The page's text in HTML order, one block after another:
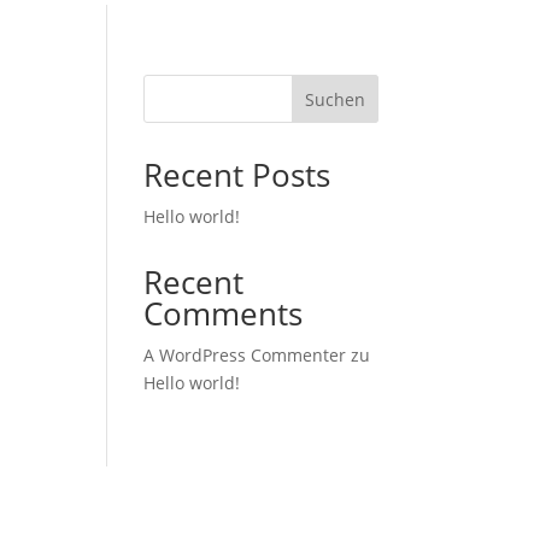
Suchen
Recent Posts
Hello world!
Recent
Comments
A WordPress Commenter zu
Hello world!